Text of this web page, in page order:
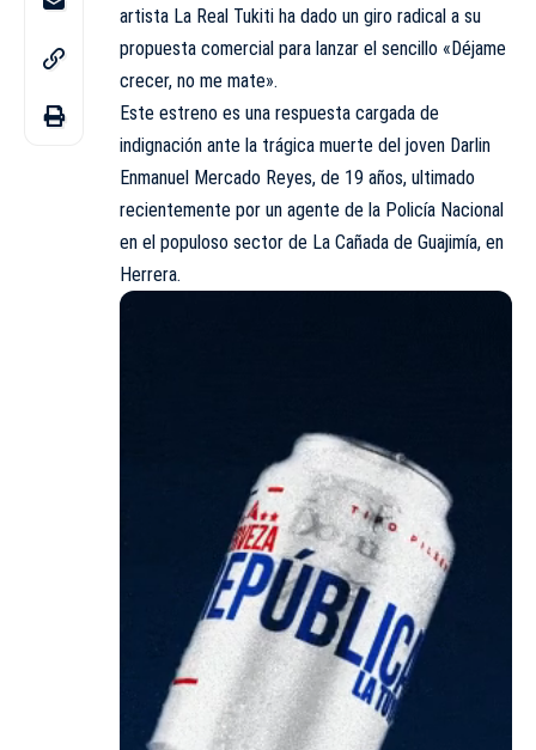
artista La Real Tukiti ha dado un giro radical a su
propuesta comercial para lanzar el sencillo «Déjame
crecer, no me mate».
Este estreno es una respuesta cargada de
indignación ante la trágica muerte del joven Darlin
Enmanuel Mercado Reyes, de 19 años, ultimado
recientemente por un agente de la Policía Nacional
en el populoso sector de La Cañada de Guajimía, en
Herrera.